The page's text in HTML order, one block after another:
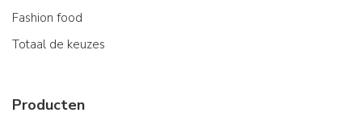
Fashion food
Totaal de keuzes
Producten